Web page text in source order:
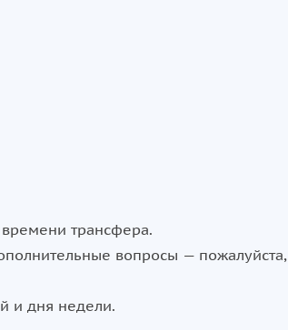
трансфера.
вопросы — пожалуйста,
и дня недели.